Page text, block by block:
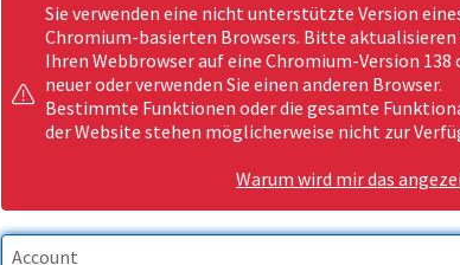
Sie verwenden eine nicht unterstützte Version
Chromium-basierten Browsers. Bitte aktualisieren
Ihren Webbrowser auf eine Chromium-Version 138
neuer oder verwenden Sie einen anderen Browser.
Bestimmte Funktionen oder die gesamte
der Website stehen möglicherweise nicht zur
Warum wird mir das